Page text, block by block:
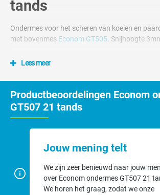
tands
Ondermes voor het scheren van koeien en
met bovenmes Econom GT505 . Snijhoogte
Lees meer
Productbeoordelingen Econom
GT507 21 tands
Jouw mening telt
We zijn zeer benieuwd naar jouw
over Econom ondermes GT507 21
We horen het graag, zodat we onze